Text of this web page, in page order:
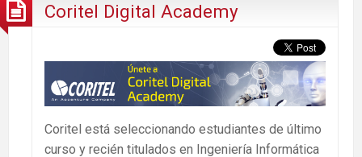
Coritel Digital Academy
Coritel está seleccionando estudiantes de último
curso y recién titulados en Ingeniería Informática